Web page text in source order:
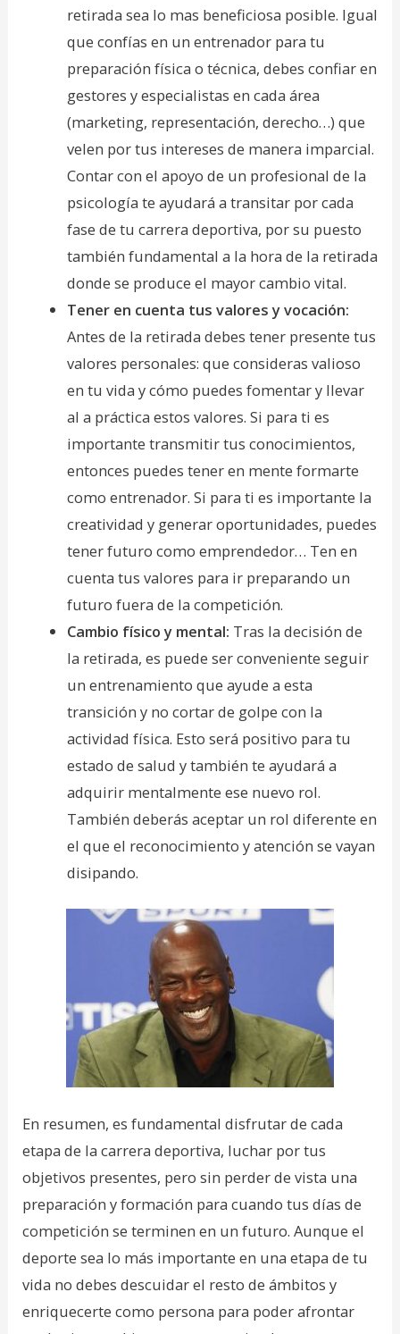
retirada sea lo mas beneficiosa posible. Igual
que confías en un entrenador para tu
preparación física o técnica, debes confiar en
gestores y especialistas en cada área
(marketing, representación, derecho…) que
velen por tus intereses de manera imparcial.
Contar con el apoyo de un profesional de la
psicología te ayudará a transitar por cada
fase de tu carrera deportiva, por su puesto
también fundamental a la hora de la retirada
donde se produce el mayor cambio vital.
Tener en cuenta tus valores y vocación:
Antes de la retirada debes tener presente tus
valores personales: que consideras valioso
en tu vida y cómo puedes fomentar y llevar
al a práctica estos valores. Si para ti es
importante transmitir tus conocimientos,
entonces puedes tener en mente formarte
como entrenador. Si para ti es importante la
creatividad y generar oportunidades, puedes
tener futuro como emprendedor… Ten en
cuenta tus valores para ir preparando un
futuro fuera de la competición.
Cambio físico y mental: Tras la decisión de
la retirada, es puede ser conveniente seguir
un entrenamiento que ayude a esta
transición y no cortar de golpe con la
actividad física. Esto será positivo para tu
estado de salud y también te ayudará a
adquirir mentalmente ese nuevo rol.
También deberás aceptar un rol diferente en
el que el reconocimiento y atención se vayan
disipando.
En resumen, es fundamental disfrutar de cada
etapa de la carrera deportiva, luchar por tus
objetivos presentes, pero sin perder de vista una
preparación y formación para cuando tus días de
competición se terminen en un futuro. Aunque el
deporte sea lo más importante en una etapa de tu
vida no debes descuidar el resto de ámbitos y
enriquecerte como persona para poder afrontar